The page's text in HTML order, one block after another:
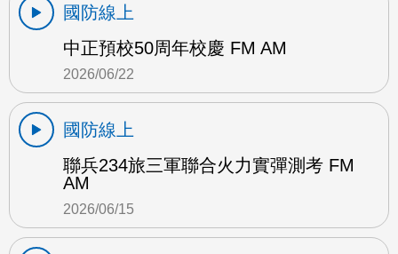
國防線上
中正預校50周年校慶 FM AM
2026/06/22
國防線上
聯兵234旅三軍聯合火力實彈測考 FM
AM
2026/06/15